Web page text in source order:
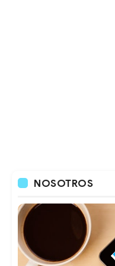
NOSOTROS